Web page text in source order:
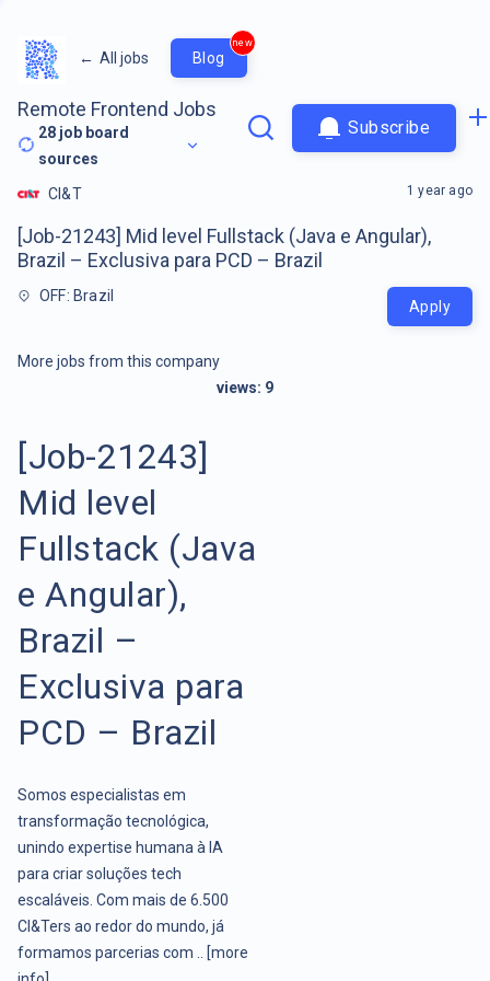
← All jobs Blog
new
Remote Frontend Jobs
28 job board
sources
Subscribe
CI&T
[Job-21243] Mid level Fullstack (Java e Angular),
Brazil – Exclusiva para PCD – Brazil
OFF: Brazil
1 year ago
Apply
More jobs from this company
views: 9
[Job-21243]
Mid level
Fullstack (Java
e Angular),
Brazil –
Exclusiva para
PCD – Brazil
Somos especialistas em
transformação tecnológica,
unindo expertise humana à IA
para criar soluções tech
escaláveis. Com mais de 6.500
CI&Ters ao redor do mundo, já
formamos parcerias com ..
[more